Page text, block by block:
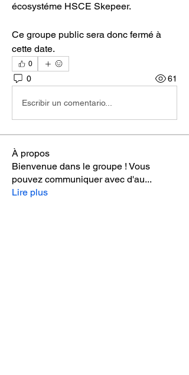
écosystéme HSCE Skepeer.
Ce groupe public sera donc fermé à
cette date.
0
0 61
Escribir un comentario...
À propos
Bienvenue dans le groupe ! Vous
pouvez communiquer avec d'au...
Lire plus